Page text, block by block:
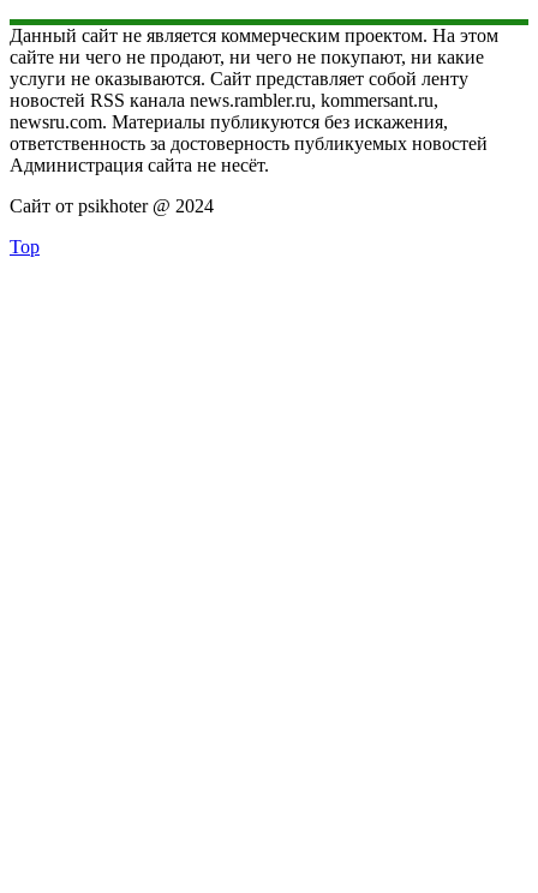
Данный сайт не является коммерческим проектом. На этом
сайте ни чего не продают, ни чего не покупают, ни какие
услуги не оказываются. Сайт представляет собой ленту
новостей RSS канала news.rambler.ru, kommersant.ru,
newsru.com. Материалы публикуются без искажения,
ответственность за достоверность публикуемых новостей
Администрация сайта не несёт.
Сайт от psikhoter @ 2024
Top